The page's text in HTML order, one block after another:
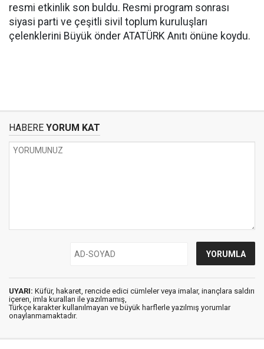
resmi etkinlik son buldu. Resmi program sonrası
siyasi parti ve çeşitli sivil toplum kuruluşları
çelenklerini Büyük önder ATATÜRK Anıtı önüne koydu.
HABERE YORUM KAT
UYARI: Küfür, hakaret, rencide edici cümleler veya imalar, inançlara saldırı
içeren, imla kuralları ile yazılmamış,
Türkçe karakter kullanılmayan ve büyük harflerle yazılmış yorumlar
onaylanmamaktadır.